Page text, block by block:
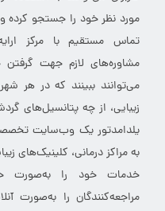
مورد نظر خود را جستجو کرده
تماس مستقیم با مرکز
مشاوره‌های لازم جهت گرفتن
می‌توانند ببینند که در هر
زیبایی، از چه پتانسیل‌های
یلدامدتور یک وب‌سایت
به مراکز درمانی، کلینیک‌های
خدمات خود را به‌صورت
مراجعه‌کنندگان را به‌صورت